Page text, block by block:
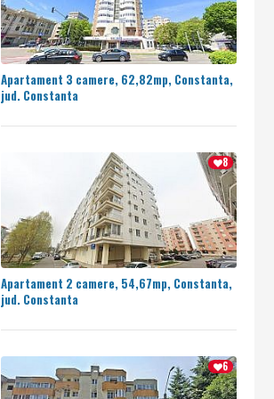
Apartament 3 camere, 62,82mp, Constanta,
jud. Constanta
8
Apartament 2 camere, 54,67mp, Constanta,
jud. Constanta
6